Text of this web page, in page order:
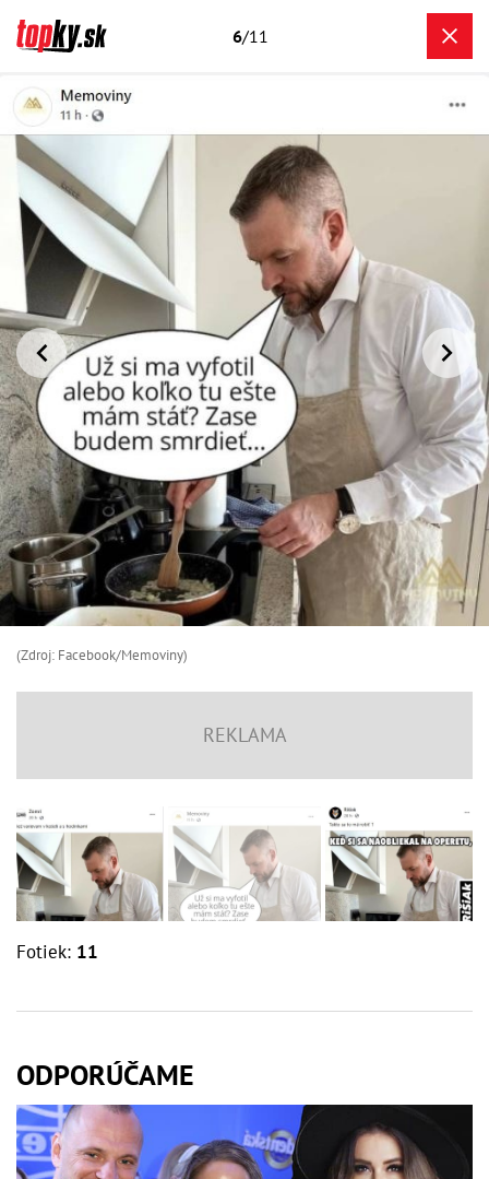
6/11
(Zdroj: Facebook/Memoviny)
Fotiek: 11
ODPORÚČAME